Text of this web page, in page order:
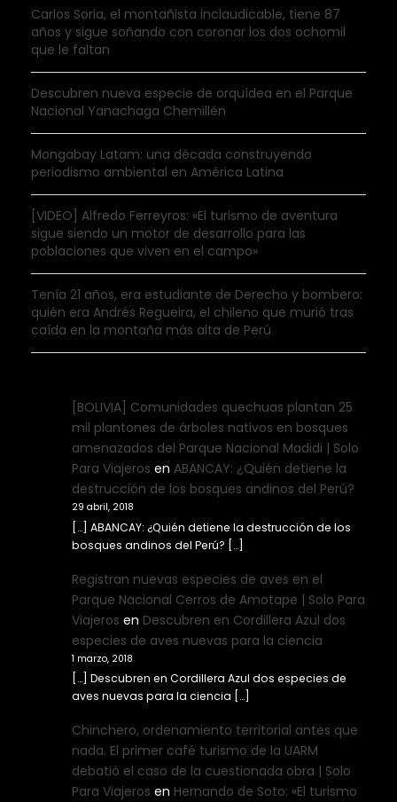
Carlos Soria, el montañista inclaudicable, tiene 87
años y sigue soñando con coronar los dos ochomil
que le faltan
Descubren nueva especie de orquídea en el Parque
Nacional Yanachaga Chemillén
Mongabay Latam: una década construyendo
periodismo ambiental en América Latina
[VIDEO] Alfredo Ferreyros: «El turismo de aventura
sigue siendo un motor de desarrollo para las
poblaciones que viven en el campo»
Tenía 21 años, era estudiante de Derecho y bombero:
quién era Andrés Regueira, el chileno que murió tras
caída en la montaña más alta de Perú
[BOLIVIA] Comunidades quechuas plantan 25
mil plantones de árboles nativos en bosques
amenazados del Parque Nacional Madidi | Solo
Para Viajeros en ABANCAY: ¿Quién detiene la
destrucción de los bosques andinos del Perú?
29 abril, 2018
[…] ABANCAY: ¿Quién detiene la destrucción de los
bosques andinos del Perú? […]
Registran nuevas especies de aves en el
Parque Nacional Cerros de Amotape | Solo Para
Viajeros en Descubren en Cordillera Azul dos
especies de aves nuevas para la ciencia
1 marzo, 2018
[…] Descubren en Cordillera Azul dos especies de
aves nuevas para la ciencia […]
Chinchero, ordenamiento territorial antes que
nada. El primer café turismo de la UARM
debatió el caso de la cuestionada obra | Solo
Para Viajeros en Hernando de Soto: «El turismo